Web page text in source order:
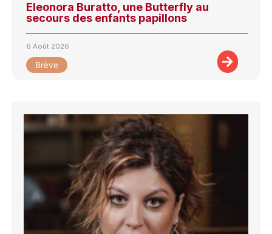
Eleonora Buratto, une Butterfly au
secours des enfants papillons
6 Août 2026
Brève